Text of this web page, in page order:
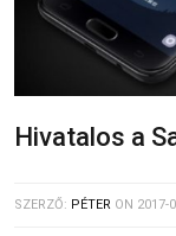
Hivatalos a
SZERZŐ: PÉTER ON 2017-